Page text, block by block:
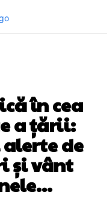
în cea
a țării:
alerte de
și vânt